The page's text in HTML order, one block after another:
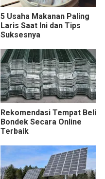
5 Usaha Makanan Paling
Laris Saat Ini dan Tips
Suksesnya
Rekomendasi Tempat Beli
Bondek Secara Online
Terbaik